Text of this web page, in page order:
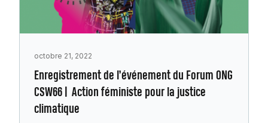
octobre 21, 2022
Enregistrement de l’événement du Forum ONG
CSW66 | Action féministe pour la justice
climatique